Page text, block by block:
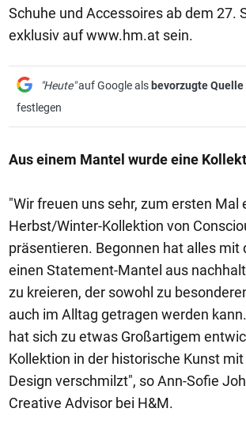
Schuhe und Accessoires ab dem 27.
exklusiv auf www.hm.at sein.
"Heute"auf Google als bevorzugte Quelle
festlegen
Aus einem Mantel wurde eine
"Wir freuen uns sehr, zum ersten Mal
Herbst/Winter-Kollektion von
präsentieren. Begonnen hat alles mit
einen Statement-Mantel aus
zu kreieren, der sowohl zu
auch im Alltag getragen werden
hat sich zu etwas Großartigem
Kollektion in der historische Kunst
Design verschmilzt", so Ann-Sofie
Creative Advisor bei H&M.